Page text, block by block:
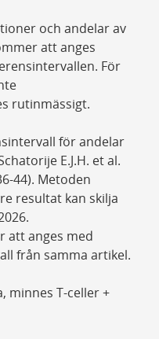
och andelar av
att anges
För
rutinmässigt.
för andelar
E.J.H. et al.
44). Metoden
resultat kan skilja
att anges med
från samma artikel.
minnes T-celler +